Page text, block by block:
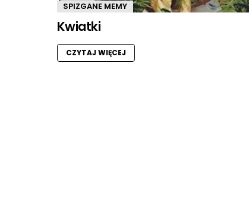
SPIZGANE MEMY
Kwiatki
CZYTAJ WIĘCEJ